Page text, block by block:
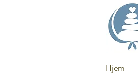
Hjem